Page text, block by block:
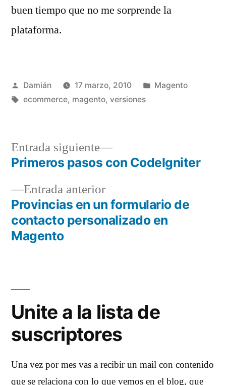
buen tiempo que no me sorprende la
plataforma.
Publicado
por
Damián 17 marzo, 2010
Publicado
Magento
Etiquetas:
ecommerce, magento, versiones
Navegación
de
entradas
Entrada anteriorEntrada
anterior:
Provincias en un formulario de
contacto personalizado en
Magento
Entrada siguiente
Entrada
siguiente:
Primeros pasos con CodeIgniter
Unite a la lista de
suscriptores
Una vez por mes vas a recibir un mail con contenido
que se relaciona con lo que vemos en el blog, que